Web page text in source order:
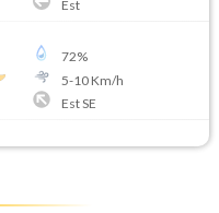
Est
72%
5-10Km/h
Est SE